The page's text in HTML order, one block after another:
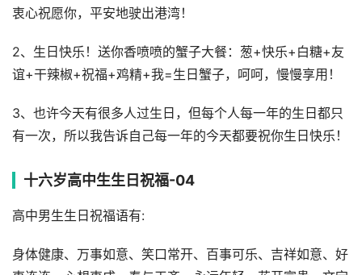
衷心祝愿你，平安地驶出港湾！
2、生日快乐！送你香喷喷的蟹子大餐：葱+快乐+白糖+友
谊+干辣椒+祝福+鸡精+我=生日蟹子，呵呵，慢慢享用！
3、也许今天有很多人过生日，但每个人每一年的生日都只
有一次，所以我告诉自己每一年的今天都要祝你生日快乐！
十六岁高中生生日祝福-04
高中男生生日祝福语有:
身体健康、万事如意、笑口常开、百事可乐、吉祥如意、好